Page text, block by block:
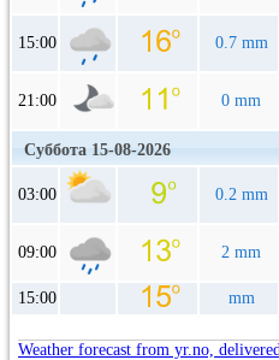
15:00 0.7 mm
21:00 0 mm
Суббота 15-08-2026
03:00 0.2 mm
09:00 2 mm
15:00 mm
Weather forecast from yr.no,